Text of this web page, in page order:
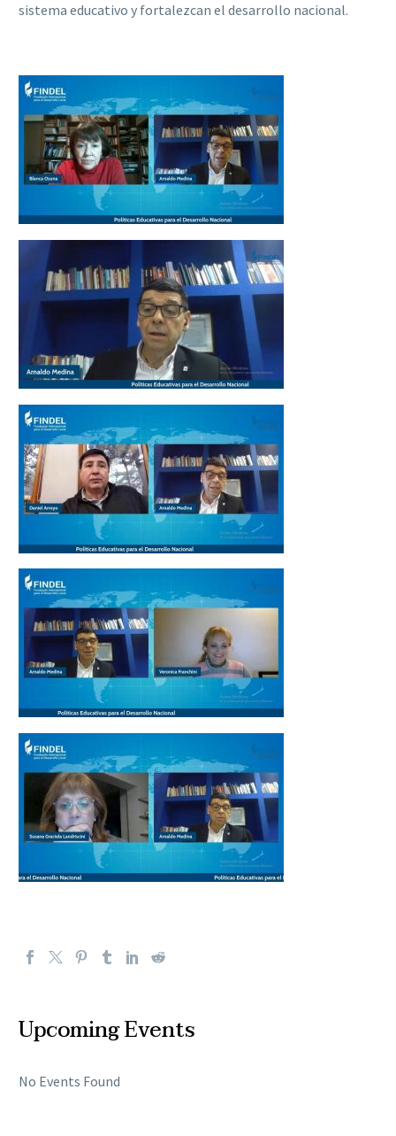
sistema educativo y fortalezcan el desarrollo nacional.
Upcoming Events
No Events Found